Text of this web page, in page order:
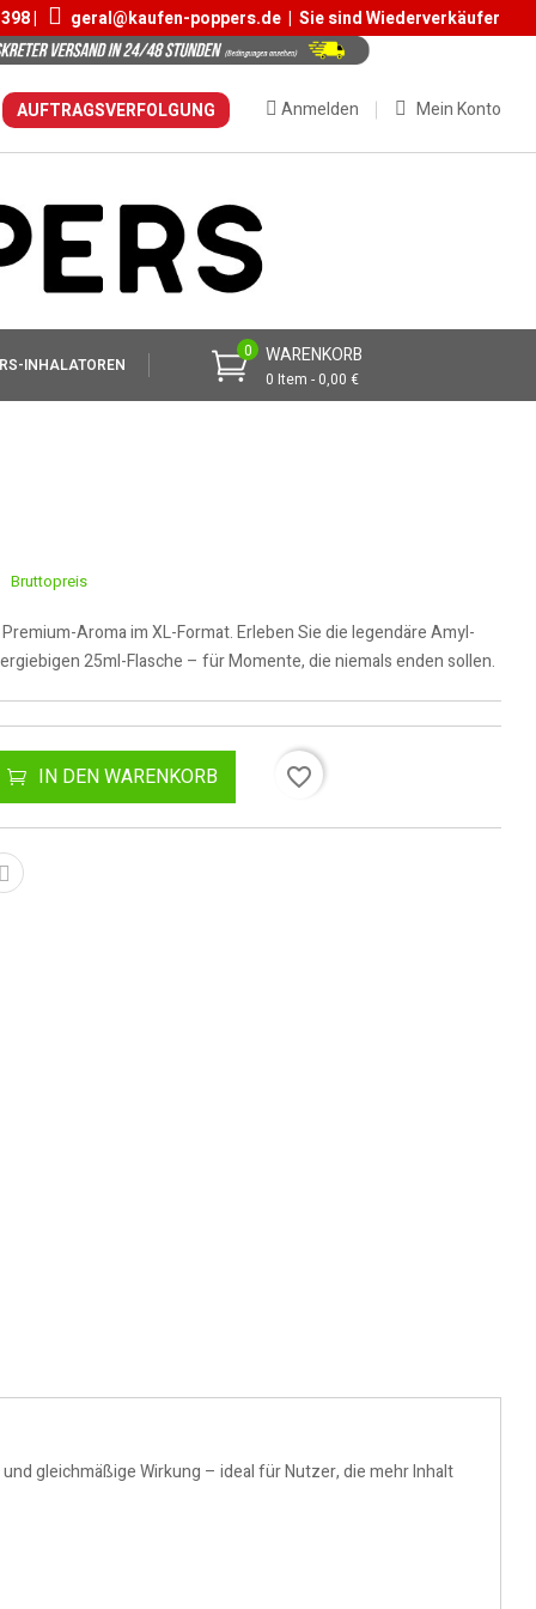
| geral@kaufen-poppers.de | Sie sind Wiederverkäufer
Mein Konto
Anmelden
AUFTRAGSVERFOLGUNG
WARENKORB
0 Item - 0,00 €
0
INHALATOREN
Bruttopreis
Aroma im XL-Format. Erleben Sie die legendäre Amyl-
25ml-Flasche – für Momente, die niemals enden sollen.
IN DEN WARENKORB favorite_border
gleichmäßige Wirkung – ideal für Nutzer, die mehr Inhalt